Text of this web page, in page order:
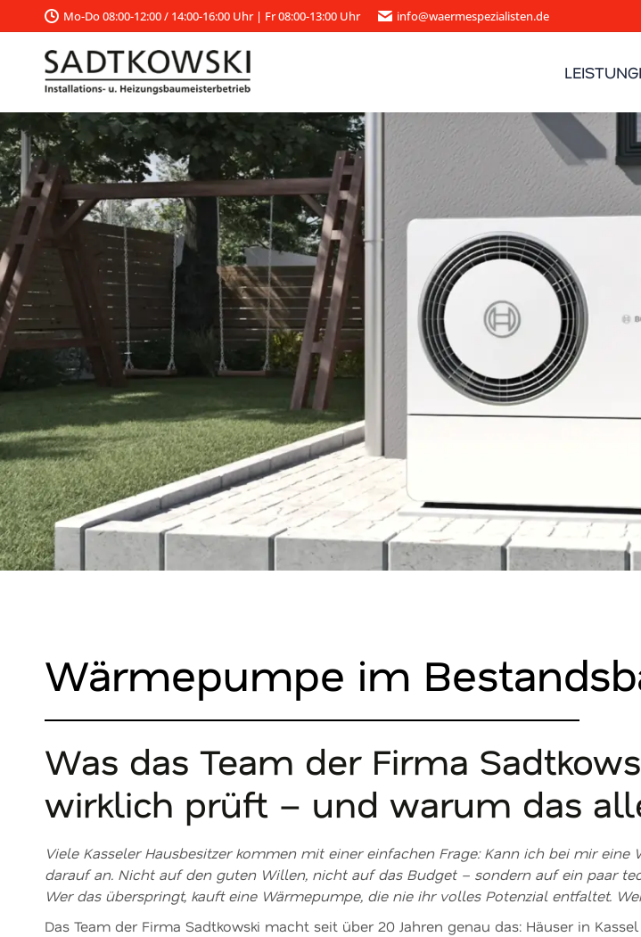
Mo-Do 08:00-12:00 / 14:00-16:00 Uhr | Fr 08:00-13:00 Uhr info@waermespezialisten.de
Wärmepumpe im
Was das Team der Firma
wirklich prüft – und warum das
Viele Kasseler Hausbesitzer kommen mit einer einfachen Frage: Kann ich bei mir
darauf an. Nicht auf den guten Willen, nicht auf das Budget – sondern auf ein paar
Wer das überspringt, kauft eine Wärmepumpe, die nie ihr volles Potenzial entfaltet.
Das Team der Firma Sadtkowski macht seit über 20 Jahren genau das: Häuser in